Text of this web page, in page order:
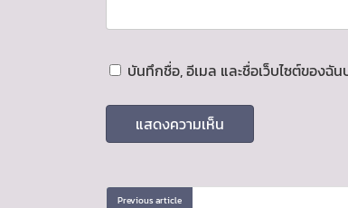
บันทึกชื่อ, อีเมล และชื่อเว็บไซต์ของฉั
Previous article